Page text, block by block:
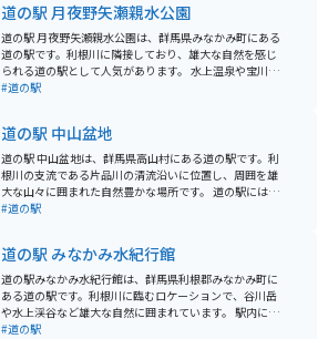
道の駅 月夜野矢瀬親水公園
道の駅 月夜野矢瀬親水公園は、群馬県みなかみ町にある
道の駅です。利根川に隣接しており、雄大な自然を感じ
られる道の駅として人気があります。 水上温泉や宝川温
泉、猿ヶ京温泉など、周辺には温泉地が多く点在してい
むこともできます。 また、併設されている「矢瀬ふるさ
と物産館」では、地元で採れた新鮮な野菜や果物をはじ
めとした特産品が販売されています。特に、群馬県名物
の蒟蒻や、地元産のそばを使ったそばがきはおすすめで
す。 バイクに乗っている方は、谷川岳や榛名山へのツー
トランもあります。
#道の駅
道の駅 中山盆地
道の駅 中山盆地は、群馬県高山村にある道の駅です。利
根川の支流である片品川の清流沿いに位置し、周囲を雄
大な山々に囲まれた自然豊かな場所です。 道の駅には、
地元の農産物を販売する直売所や、地元の食材を使った
「天ぷらの里」です。また、併設されている「中山ふる
さと館」では、地元の歴史や文化について学ぶことがで
きます。 バイクで訪れる場合、道の駅には広くて停めや
すい駐車場が完備されています。周辺には、尾瀬や日光
などへのツーリングルートも充実しており、休憩場所と
#道の駅
道の駅 みなかみ水紀行館
道の駅みなかみ水紀行館は、群馬県利根郡みなかみ町に
ある道の駅です。利根川に臨むロケーションで、谷川岳
や水上渓谷など雄大な自然に囲まれています。 駅内に
は、地元の新鮮な農産物を販売する直売所や、水上ラー
#道の駅